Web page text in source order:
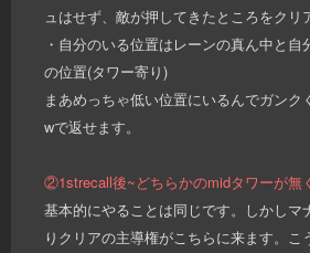
ュはせず、敵が押してきたところをクリ
・自分のいる位置はレーンの真ん中と
の位置(タワー寄り)
まあめっちゃ低い位置にいるんでガンク
wで返せます。
②1strecall後~どちらかのmidタワーが無
基本的にやることは同じです。しかしマ
りクリアの主導権がこちらに来ます。こ